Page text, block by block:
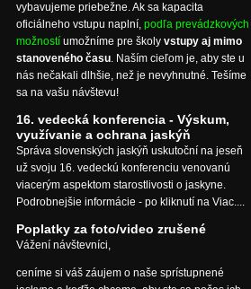
vybavujeme priebežne. Ak sa kapacita
oficiálneho vstupu naplní, podľa prevádzkových
možností umožníme pre školy vstupy aj mimo
stanoveného času. Naším cieľom je, aby ste u
nás nečakali dlhšie, než je nevyhnutné. Tešíme
sa na vašu návštevu!
16. vedecká konferencia - Výskum,
využívanie a ochrana jaskýň
Správa slovenských jaskýň uskutoční na jeseň
už svoju 16. vedeckú konferenciu venovanú
viacerým aspektom starostlivosti o jaskyne.
Podrobnejšie informácie - po kliknutí na Viac....
Poplatky za foto/video zrušené
Vážení návštevníci,
ceníme si váš záujem o naše sprístupnené